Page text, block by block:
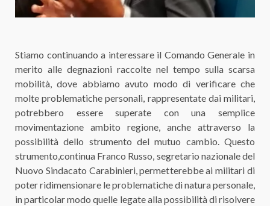
Stiamo continuando a interessare il Comando Generale in
merito alle degnazioni raccolte nel tempo sulla scarsa
mobilità, dove abbiamo avuto modo di verificare che
molte problematiche personali, rappresentate dai militari,
potrebbero essere superate con una semplice
movimentazione ambito regione, anche attraverso la
possibilità dello strumento del mutuo cambio. Questo
strumento,continua Franco Russo, segretario nazionale del
Nuovo Sindacato Carabinieri, permetterebbe ai militari di
poter ridimensionare le problematiche di natura personale,
in particolar modo quelle legate alla possibilità di risolvere